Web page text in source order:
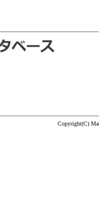
Copyright(C)